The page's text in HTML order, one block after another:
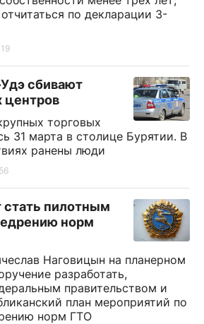
по декларации 3-
сбивают
центров
торговых
31 марта в столице Бурятии. В
ранены люди
пилотным
норм
Наговицын на планерном
разработать,
правительством и
план мероприятий по
норм ГТО